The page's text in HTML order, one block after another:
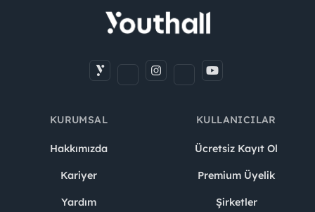
KURUMSAL
Hakkımızda
Kariyer
Yardım
KULLANICILAR
Ücretsiz Kayıt Ol
Premium Üyelik
Şirketler